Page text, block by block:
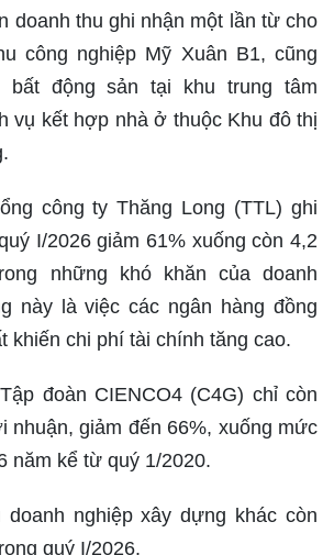
doanh thu ghi nhận một lần từ cho
công nghiệp Mỹ Xuân B1, cũng
bất động sản tại khu trung tâm
vụ kết hợp nhà ở thuộc Khu đô thị
công ty Thăng Long (TTL) ghi
I/2026 giảm 61% xuống còn 4,2
những khó khăn của doanh
này là việc các ngân hàng đồng
khiến chi phí tài chính tăng cao.
đoàn CIENCO4 (C4G) chỉ còn
nhuận, giảm đến 66%, xuống mức
năm kể từ quý 1/2020.
doanh nghiệp xây dựng khác còn
quý I/2026.